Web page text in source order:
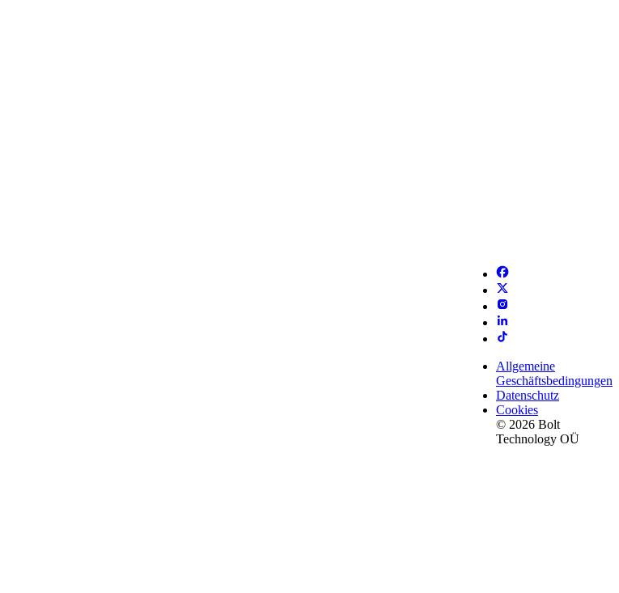
Allgemeine
Geschäftsbedingungen
Datenschutz
Cookies
© 2026 Bolt
Technology OÜ